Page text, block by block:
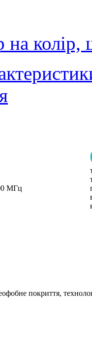
на
МГц
покриття,